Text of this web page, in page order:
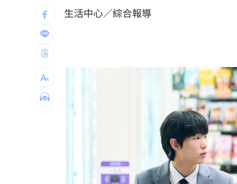
家族沒人活過50歲 蔣友柏駁鉅額家產傳聞
漢光首日出包！主戰車噴裝…居民撿到零件
伊朗警告波灣國家 美動武恐危及能源設施
20:31
15:27
三立iNEWS新聞台線上直播 18:00
生活中心／綜合報導